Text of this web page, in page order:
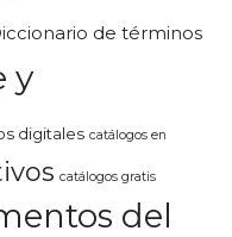
de términos
y
digitales catálogos en
catálogos gratis
del